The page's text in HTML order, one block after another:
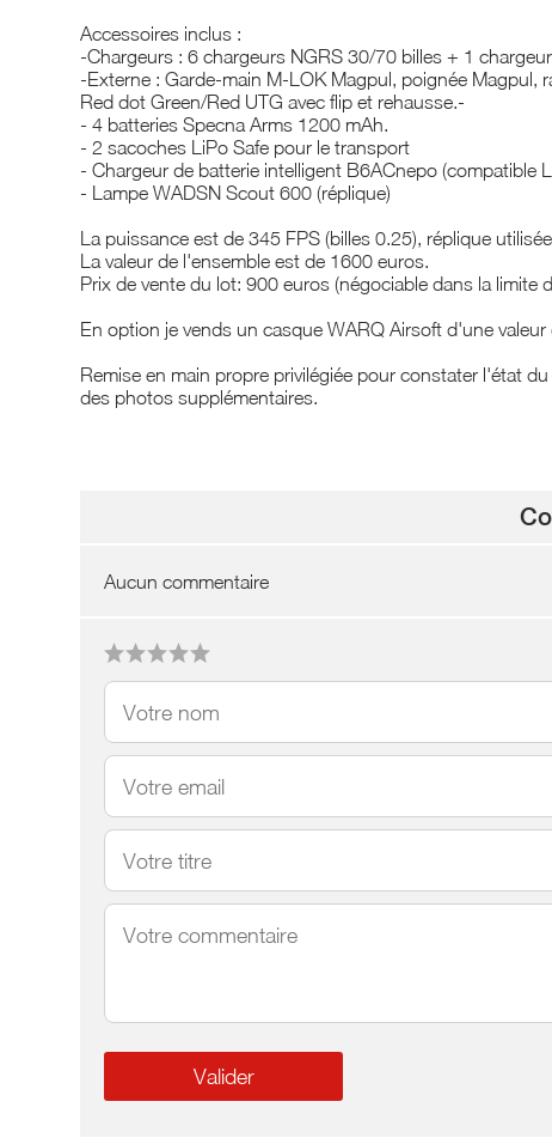
Accessoires inclus :
-Chargeurs : 6 chargeurs NGRS 30/70 billes + 1
-Externe : Garde-main M-LOK Magpul, poignée Magpul,
Red dot Green/Red UTG avec flip et rehausse.-
- 4 batteries Specna Arms 1200 mAh.
- 2 sacoches LiPo Safe pour le transport
- Chargeur de batterie intelligent B6ACnepo (compatible
- Lampe WADSN Scout 600 (réplique)
La puissance est de 345 FPS (billes 0.25), réplique
La valeur de l'ensemble est de 1600 euros.
Prix de vente du lot: 900 euros (négociable dans la limite
En option je vends un casque WARQ Airsoft d'une
Remise en main propre privilégiée pour constater l'état
des photos supplémentaires.
Aucun commentaire